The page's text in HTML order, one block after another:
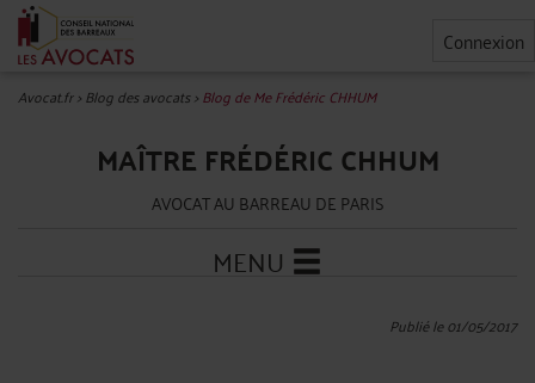
Connexion
Avocat.fr>Blog des avocats>Blog de Me Frédéric CHHUM
MAÎTRE FRÉDÉRIC CHHUM
AVOCAT AU BARREAU DE PARIS
MENU
Publié le 01/05/2017